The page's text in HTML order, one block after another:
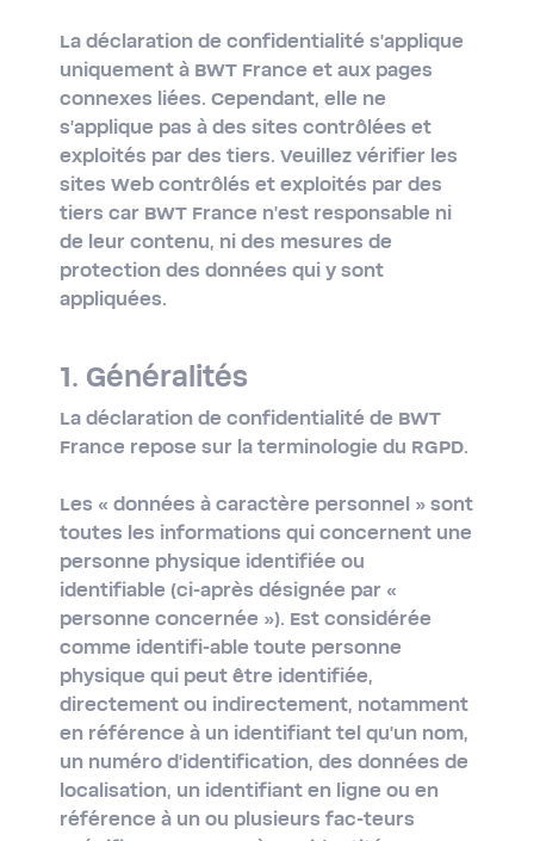
La déclaration de confidentialité s'applique
uniquement à BWT France et aux pages
connexes liées. Cependant, elle ne
s'applique pas à des sites contrôlées et
exploités par des tiers. Veuillez vérifier les
sites Web contrôlés et exploités par des
tiers car BWT France n'est responsable ni
de leur contenu, ni des mesures de
protection des données qui y sont
appliquées.
1. Généralités
La déclaration de confidentialité de BWT
France repose sur la terminologie du RGPD.
Les « données à caractère personnel » sont
toutes les informations qui concernent une
personne physique identifiée ou
identifiable (ci-après désignée par «
personne concernée »). Est considérée
comme identifi-able toute personne
physique qui peut être identifiée,
directement ou indirectement, notamment
en référence à un identifiant tel qu'un nom,
un numéro d'identification, des données de
localisation, un identifiant en ligne ou en
référence à un ou plusieurs fac-teurs